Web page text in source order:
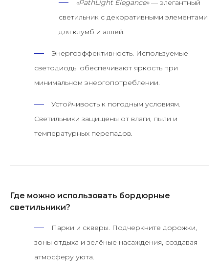
«PathLight Elegance»— элегантный
светильник с декоративными элементами
для клумб и аллей.
Энергоэффективность. Используемые
светодиоды обеспечивают яркость при
минимальном энергопотреблении.
Устойчивость к погодным условиям.
Светильники защищены от влаги, пыли и
температурных перепадов.
Где можно использовать бордюрные
светильники?
Парки и скверы. Подчеркните дорожки,
зоны отдыха и зелёные насаждения, создавая
атмосферу уюта.